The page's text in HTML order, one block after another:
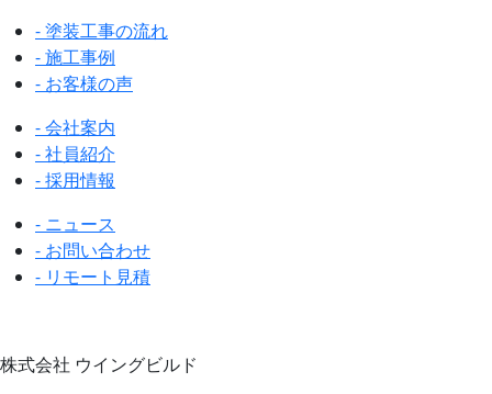
- 塗装工事の流れ
- 施工事例
- お客様の声
- 会社案内
- 社員紹介
- 採用情報
- ニュース
- お問い合わせ
- リモート見積
株式会社 ウイングビルド